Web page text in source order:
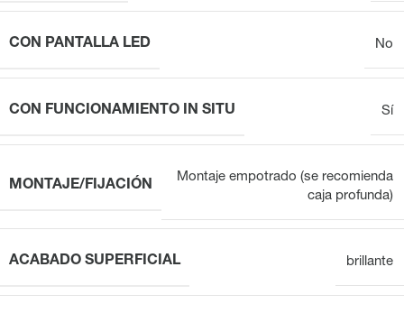
CON PANTALLA LED No
CON FUNCIONAMIENTO IN SITU Sí
MONTAJE/FIJACIÓN
Montaje empotrado (se recomienda
caja profunda)
ACABADO SUPERFICIAL brillante